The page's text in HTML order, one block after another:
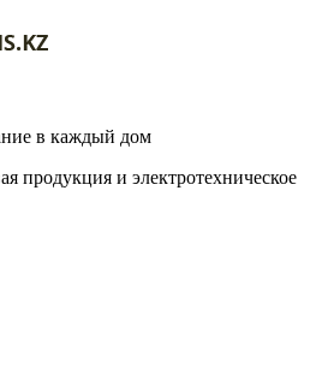
в каждый дом
продукция и электротехническое